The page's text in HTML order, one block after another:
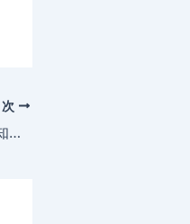
次
技術は一夜にしてならず「整体知恵袋.com」